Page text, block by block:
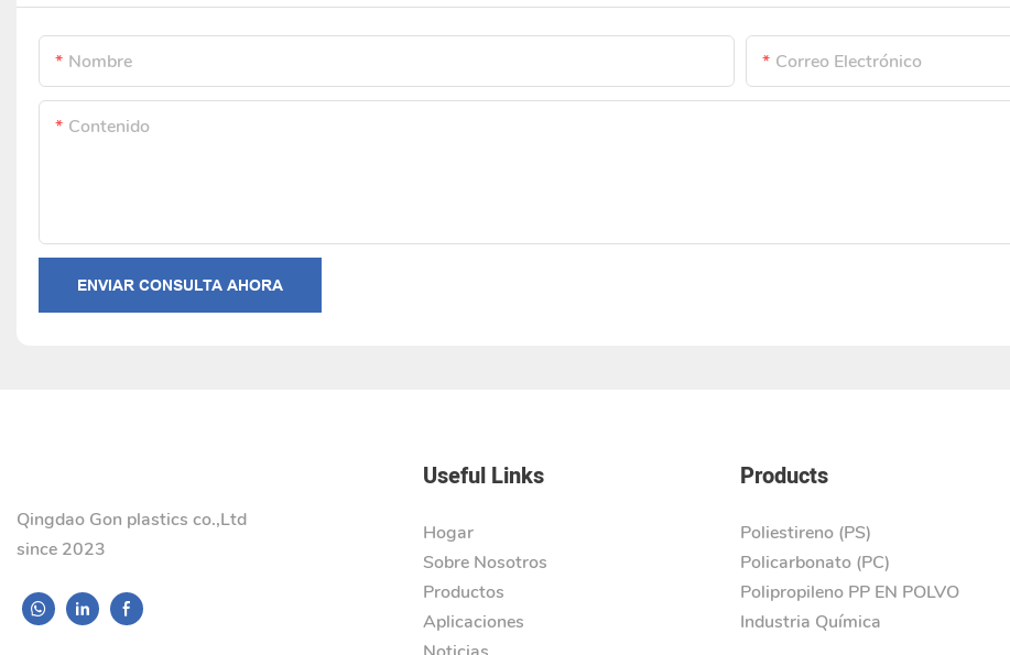
Nombre Correo Electrónico
Contenido
ENVIAR CONSULTA AHORA
Qingdao Gon plastics co.,Ltd
since 2023
Useful Links
Hogar
Sobre Nosotros
Productos
Aplicaciones
Products
Poliestireno (PS)
Policarbonato (PC)
Polipropileno PP EN POLVO
Industria Química